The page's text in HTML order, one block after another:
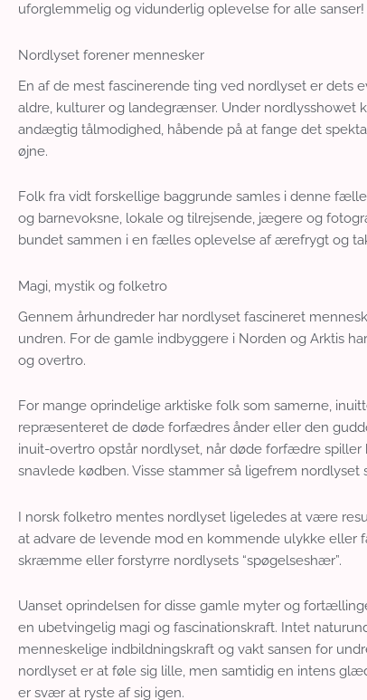
uforglemmelig og vidunderlig oplevelse for alle sanser!
Nordlyset forener mennesker
En af de mest fascinerende ting ved nordlyset er dets
aldre, kulturer og landegrænser. Under nordlysshowet
andægtig tålmodighed, håbende på at fange det
øjne.
Folk fra vidt forskellige baggrunde samles i denne
og barnevoksne, lokale og tilrejsende, jægere og
bundet sammen i en fælles oplevelse af ærefrygt og
Magi, mystik og folketro
Gennem århundreder har nordlyset fascineret
undren. For de gamle indbyggere i Norden og Arktis
og overtro.
For mange oprindelige arktiske folk som samerne,
repræsenteret de døde forfædres ånder eller den
inuit-overtro opstår nordlyset, når døde forfædre
snavlede kødben. Visse stammer så ligefrem
I norsk folketro mentes nordlyset ligeledes at være
at advare de levende mod en kommende ulykke eller
skræmme eller forstyrre nordlysets “spøgelseshær”.
Uanset oprindelsen for disse gamle myter og
en ubetvingelig magi og fascinationskraft. Intet
menneskelige indbildningskraft og vakt sansen for
nordlyset er at føle sig lille, men samtidig en intens
er svær at ryste af sig igen.